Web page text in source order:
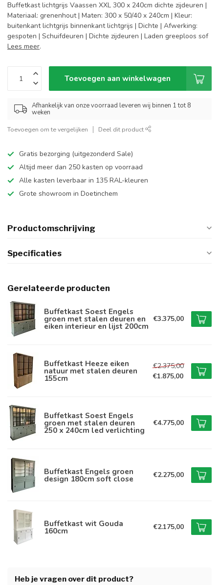
Buffetkast lichtgrijs Vaassen XXL 300 x 240cm dichte zijdeuren |
Materiaal: grenenhout | Maten: 300 x 50/40 x 240cm | Kleur:
buitenkant lichtgrijs binnenkant lichtgrijs | Dichte | Afwerking:
gespoten | Schuifdeuren | Dichte zijdeuren | Laden greeploos sof
Lees meer.
Toevoegen aan winkelwagen
Afhankelijk van onze voorraad leveren wij binnen 1 tot 8
weken
Toevoegen om te vergelijken Deel dit product
Gratis bezorging (uitgezonderd Sale)
Altijd meer dan 250 kasten op voorraad
Alle kasten leverbaar in 135 RAL-kleuren
Grote showroom in Doetinchem
Productomschrijving
Specificaties
Gerelateerde producten
Buffetkast Soest Engels
groen met stalen deuren en
eiken interieur en lijst 200cm
€3.375,00
Buffetkast Heeze eiken
natuur met stalen deuren
155cm
€2.375,00
€1.875,00
Buffetkast Soest Engels
groen met stalen deuren
250 x 240cm led verlichting
€4.775,00
Buffetkast Engels groen
design 180cm soft close €2.275,00
Buffetkast wit Gouda
160cm €2.175,00
Heb je vragen over dit product?